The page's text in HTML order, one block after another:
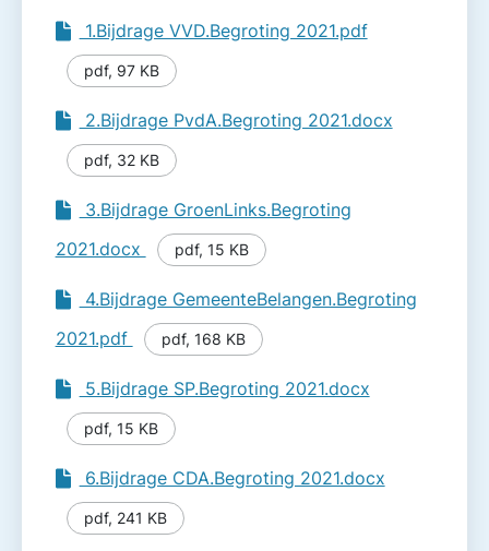
1.Bijdrage VVD.Begroting 2021.pdf
pdf, 97 KB
2.Bijdrage PvdA.Begroting 2021.docx
pdf, 32 KB
3.Bijdrage GroenLinks.Begroting
2021.docx
pdf, 15 KB
4.Bijdrage GemeenteBelangen.Begroting
2021.pdf
pdf, 168 KB
5.Bijdrage SP.Begroting 2021.docx
pdf, 15 KB
6.Bijdrage CDA.Begroting 2021.docx
pdf, 241 KB